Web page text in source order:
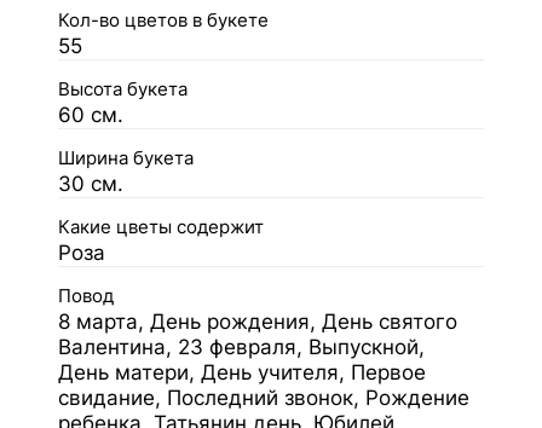
Кол-во цветов в букете
55
Высота букета
60 см.
Ширина букета
30 см.
Какие цветы содержит
Роза
Повод
8 марта, День рождения, День святого
Валентина, 23 февраля, Выпускной,
День матери, День учителя, Первое
свидание, Последний звонок, Рождение